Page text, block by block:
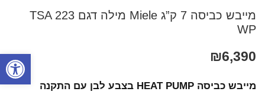
מייבש כביסה 7 ק”ג Miele מילה דגם TSA 223
WP
₪6,390
מייבש כביסה HEAT PUMP בצבע לבן עם התקנה
פתח